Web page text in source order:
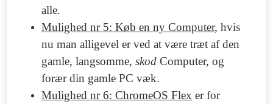
alle.
Mulighed nr 5: Køb en ny Computer, hvis
nu man alligevel er ved at være træt af den
gamle, langsomme, skod Computer, og
forær din gamle PC væk.
Mulighed nr 6: ChromeOS Flex er for